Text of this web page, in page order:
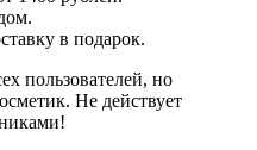
в подарок.
пользователей, но
Не действует